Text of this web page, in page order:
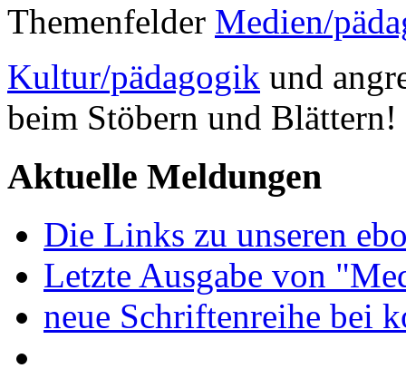
Themenfelder Medien/
Kultur/pädagogik und
beim Stöbern und Blättern!
Aktuelle Meldungen
Die Links zu unseren
Letzte Ausgabe von
neue Schriftenreihe bei